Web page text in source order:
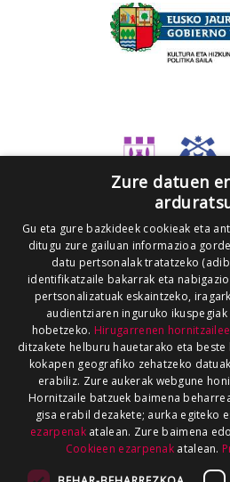
Zure datuen
Gu eta gure bazkideek cookieak eta
ditugu zure gailuan informazioa
datu pertsonalak tratatzeko
identifikatzaile bakarrak eta
pertsonalizatuak eskaintzeko,
audientziaren inguruko
hobetzeko. Hirugarrenen
ditzakete helburu hauetarako eta
kokapen geografiko zehatzeko
erabiliz. Zure aukerak webgune
Hornitzaile batzuek baimena
gisa erabil dezakete; aurka egiteko
ezarpenakatalean. Zure baimena
Cookieen ezarpenak atalean.